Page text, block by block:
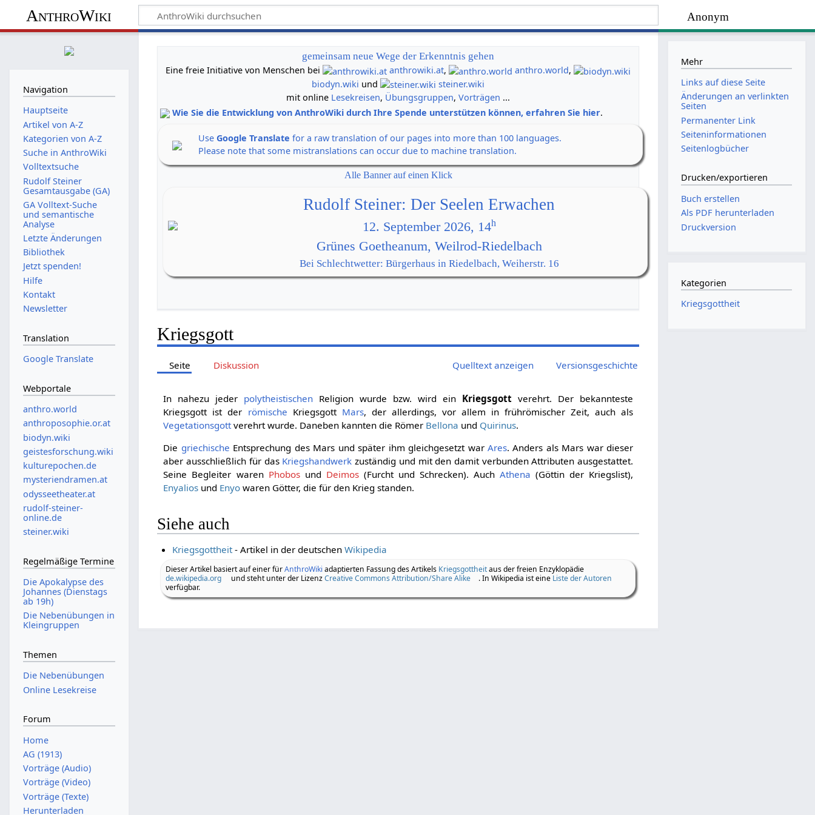
Anonym
AnthroWiki
gemeinsam neue Wege der Erkenntnis gehen
Eine freie Initiative von Menschen bei
anthrowiki.at, anthro.world,
biodyn.wiki und
steiner.wiki
mit online Lesekreisen, Übungsgruppen,Vorträgen ...
Wie Sie die Entwicklung von AnthroWiki durch Ihre Spende unterstützen können, erfahren Sie hier.
UseGoogle Translate for a raw translation of our pages into more than 100 languages.
Please note that some mistranslations can occur due to machine translation.
Alle Banner auf einen Klick
Rudolf Steiner: Der Seelen Erwachen
12. September 2026, 14h
Grünes Goetheanum, Weilrod-Riedelbach
Bei Schlechtwetter: Bürgerhaus in Riedelbach, Weiherstr. 16
Kriegsgott
Seite Diskussion Quelltext anzeigen Versionsgeschichte
In nahezu jeder polytheistischen Religion wurde bzw. wird ein Kriegsgott verehrt. Der bekannteste
Kriegsgott ist der römische Kriegsgott Mars, der allerdings, vor allem in frührömischer Zeit, auch als
Vegetationsgottverehrt wurde. Daneben kannten die Römer Bellona und Quirinus.
Die griechische Entsprechung des Mars und später ihm gleichgesetzt war Ares. Anders als Mars war dieser
aber ausschließlich für das Kriegshandwerk zuständig und mit den damit verbunden Attributen ausgestattet.
Seine Begleiter waren Phobosund Deimos(Furcht und Schrecken). AuchAthena (Göttin der Kriegslist),
Enyalios und Enyo waren Götter, die für den Krieg standen.
Siehe auch
Kriegsgottheit- Artikel in der deutschen Wikipedia
Dieser Artikel basiert auf einer fürAnthroWiki adaptierten Fassung des Artikels Kriegsgottheitaus der freien Enzyklopädie
de.wikipedia.org
und steht unter der LizenzCreative Commons Attribution/Share Alike . In Wikipedia ist eine Liste der Autoren
verfügbar.
Navigation
Hauptseite
Artikel von A-Z
Kategorien von A-Z
Suche in AnthroWiki
Volltextsuche
Rudolf Steiner
Gesamtausgabe (GA)
GA Volltext-Suche
und semantische
Analyse
Letzte Änderungen
Bibliothek
Jetzt spenden!
Hilfe
Kontakt
Newsletter
Translation
Google Translate
Webportale
anthro.world
anthroposophie.or.at
biodyn.wiki
geistesforschung.wiki
kulturepochen.de
mysteriendramen.at
odysseetheater.at
rudolf-steiner-
online.de
steiner.wiki
Regelmäßige Termine
Die Apokalypse des
Johannes (Dienstags
ab 19h)
Die Nebenübungen in
Kleingruppen
Themen
Die Nebenübungen
Online Lesekreise
Forum
Home
AG (1913)
Vorträge (Audio)
Vorträge (Video)
Vorträge (Texte)
Herunterladen
Mehr
Links auf diese Seite
Änderungen an verlinkten
Seiten
Permanenter Link
Seiten­­informationen
Seitenlogbücher
Drucken/­exportieren
Buch erstellen
Als PDF herunterladen
Druckversion
Kategorien
Kriegsgottheit